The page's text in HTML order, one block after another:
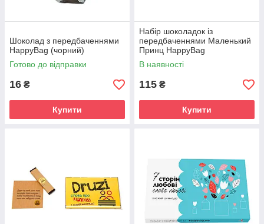
Шоколад з передбаченнями
HappyBag (чорний)
Готово до відправки
16 ₴
Купити
Набір шоколадок із
передбаченнями Маленький
Принц HappyBag
В наявності
115 ₴
Купити